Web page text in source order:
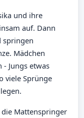
und ihre
auf. Dann
springen
Mädchen
- Jungs etwas
viele Sprünge
Mattenspringer